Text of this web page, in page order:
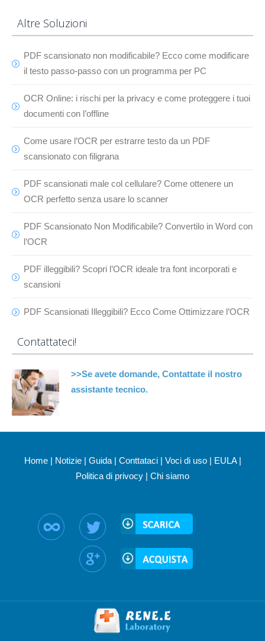
Altre Soluzioni
PDF scansionato non modificabile? Ecco come modificare
il testo passo-passo con un programma per PC
OCR Online: i rischi per la privacy e come proteggere i tuoi
documenti con l’offline
Come usare l’OCR per estrarre testo da un PDF
scansionato con filigrana
PDF scansionati male col cellulare? Come ottenere un
OCR perfetto senza usare lo scanner
PDF Scansionato Non Modificabile? Convertilo in Word con
l’OCR
PDF illeggibili? Scopri l’OCR ideale tra font incorporati e
scansioni
PDF Scansionati Illeggibili? Ecco Come Ottimizzare l’OCR
Contattateci!
>>Se avete domande, Contattate il nostro
assistante tecnico.
Home| Notizie| Guida| Conttataci| Voci di uso| EULA|
Politica di privocy | Chi siamo
Seguici su: